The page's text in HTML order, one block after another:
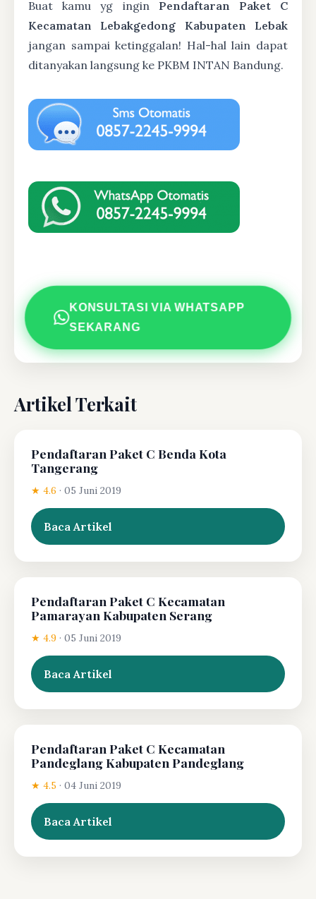
Buat kamu yg ingin Pendaftaran Paket C
Kecamatan Lebakgedong Kabupaten Lebak
jangan sampai ketinggalan! Hal-hal lain dapat
ditanyakan langsung ke PKBM INTAN Bandung.
KONSULTASI VIA WHATSAPP
SEKARANG
Artikel Terkait
Pendaftaran Paket C Benda Kota
Tangerang
★ 4.6 · 05 Juni 2019
Baca Artikel
Pendaftaran Paket C Kecamatan
Pamarayan Kabupaten Serang
★ 4.9 · 05 Juni 2019
Baca Artikel
Pendaftaran Paket C Kecamatan
Pandeglang Kabupaten Pandeglang
★ 4.5 · 04 Juni 2019
Baca Artikel